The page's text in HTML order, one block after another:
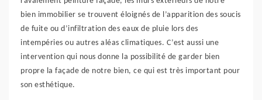
bien immobilier se trouvent éloignés de l’apparition des soucis
de fuite ou d’infiltration des eaux de pluie lors des
intempéries ou autres aléas climatiques. C’est aussi une
intervention qui nous donne la possibilité de garder bien
propre la façade de notre bien, ce qui est très important pour
son esthétique.